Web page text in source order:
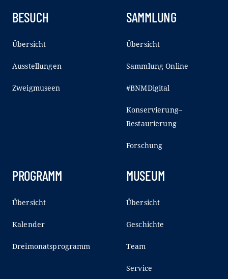
BESUCH
Übersicht
Ausstellungen
Zweigmuseen
SAMMLUNG
Übersicht
Sammlung Online
#BNMDigital
Konservierung–
Restaurierung
Forschung
PROGRAMM
Übersicht
Kalender
Dreimonatsprogramm
MUSEUM
Übersicht
Geschichte
Team
Service